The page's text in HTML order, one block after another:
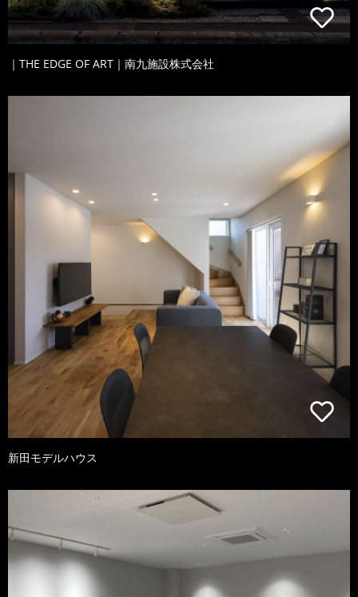
｜THE EDGE OF ART｜南九施設株式会社
新田モデルハウス